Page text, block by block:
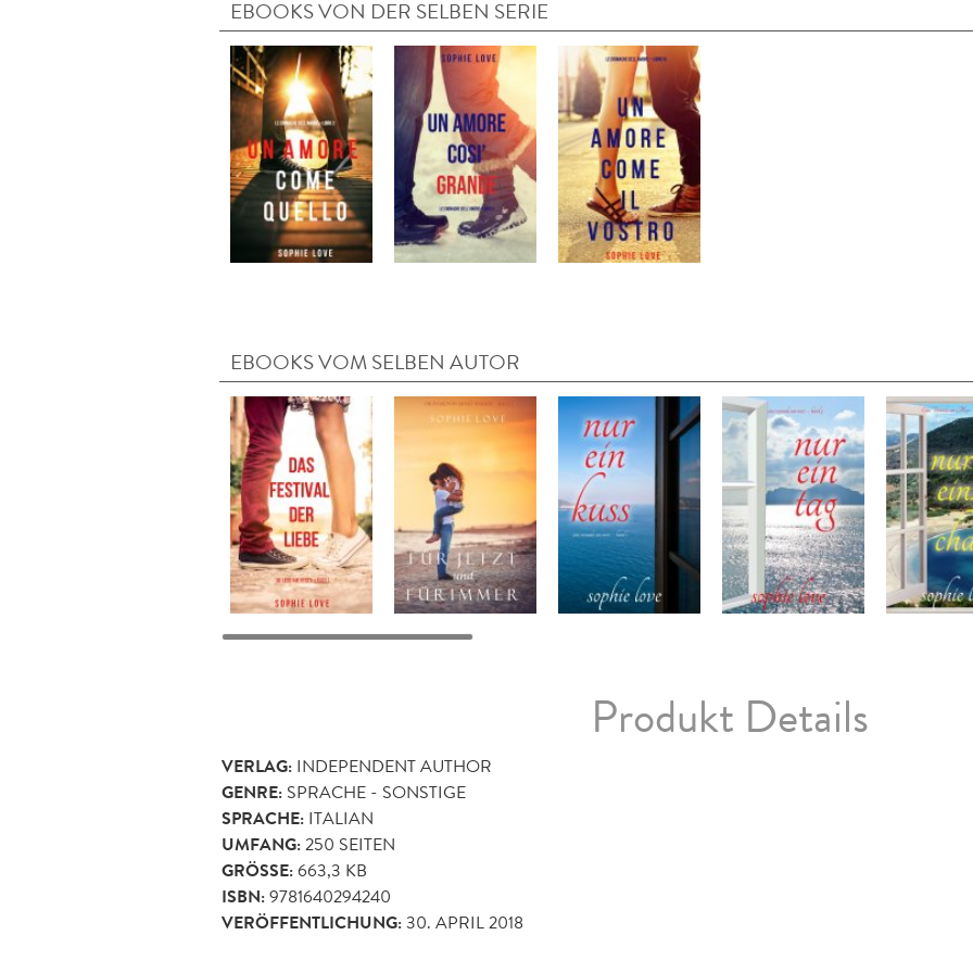
EBOOKS VON DER SELBEN SERIE
EBOOKS VOM SELBEN AUTOR
Produkt Details
VERLAG: INDEPENDENT AUTHOR
GENRE: SPRACHE - SONSTIGE
SPRACHE: ITALIAN
UMFANG:250 SEITEN
GRÖSSE: 663,3 KB
ISBN:9781640294240
VERÖFFENTLICHUNG:30. APRIL 2018